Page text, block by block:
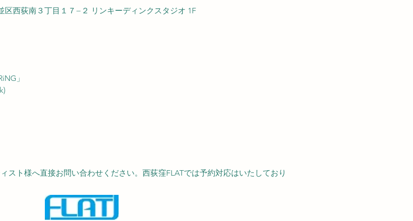
区西荻南３丁目１７−２ リンキーディンクスタジオ 1F
」
スト様へ直接お問い合わせください。西荻窪FLATでは予約対応はいたしており